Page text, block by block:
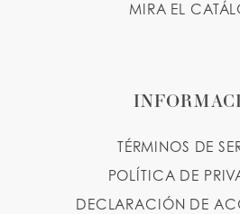
MIRA EL
TÉRMINOS DE
POLÍTICA DE
DECLARACIÓN DE